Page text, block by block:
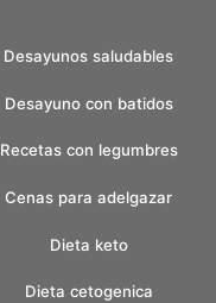
Desayunos saludables
Desayuno con batidos
Recetas con legumbres
Cenas para adelgazar
Dieta keto
Dieta cetogenica